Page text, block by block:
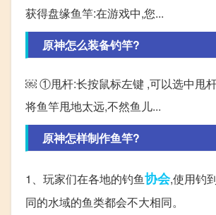
获得盘缘鱼竿:在游戏中,您...
原神怎么装备钓竿?
￼ ①甩杆:长按鼠标左键 ,可以选中甩
将鱼竿甩地太远,不然鱼儿...
原神怎样制作鱼竿?
1、玩家们在各地的钓鱼协会,使用钓
同的水域的鱼类都会不大相同。